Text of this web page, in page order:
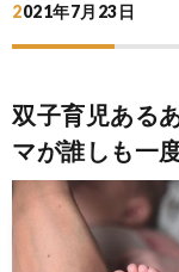
2021年7月23日
双子育児ある
マが誰しも一